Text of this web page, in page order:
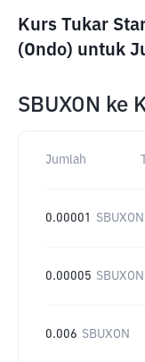
Kurs Tukar
(Ondo) untuk
SBUXON ke
Jumlah
0.00001 SBUXON
0.00005 SBUXON
0.006 SBUXON